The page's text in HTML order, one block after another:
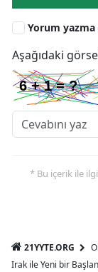
Yorum yazma
Aşağıdaki
* Bu içerik ile
21YYTE.ORG
Irak ile Yeni bir